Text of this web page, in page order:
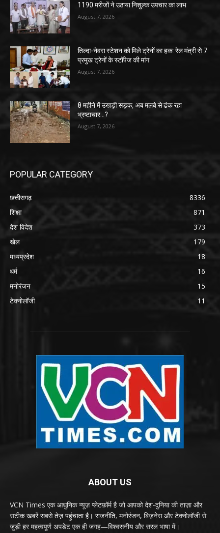
1190 मरीजों ने उठाया निशुल्क उपचार का लाभ
August 7, 2026
तिल्दा-नेवरा स्टेशन को मिले ट्रेनों का हक: रेल मंत्री से 7
प्रमुख ट्रेनों के स्टॉपेज की मांग
August 7, 2026
8 महीने में उखड़ी सड़क, अब मलबे से ढंक रहा
भ्रष्टाचार…?
August 7, 2026
POPULAR CATEGORY
छत्तीसगढ़
8336
शिक्षा
871
देश विदेश
373
खेल
179
मध्यप्रदेश
18
धर्म
16
मनोरंजन
15
टेक्नोलॉजी
11
ABOUT US
VCN Times एक आधुनिक न्यूज़ प्लेटफ़ॉर्म है जो आपको देश-दुनिया की ताज़ा और
सटीक खबरें सबसे तेज़ पहुंचाता है। राजनीति, मनोरंजन, बिज़नेस और टेक्नोलॉजी से
जुड़ी हर महत्वपूर्ण अपडेट एक ही जगह—विश्वसनीय और सरल भाषा में।